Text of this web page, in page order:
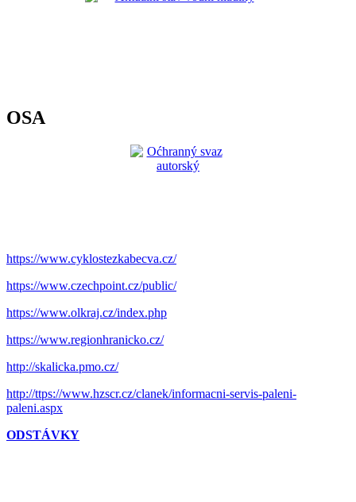
OSA
https://www.cyklostezkabecva.cz/
https://www.czechpoint.cz/public/
https://www.olkraj.cz/index.php
https://www.regionhranicko.cz/
http://skalicka.pmo.cz/
http://ttps://www.hzscr.cz/clanek/informacni-servis-paleni-
paleni.aspx
ODSTÁVKY